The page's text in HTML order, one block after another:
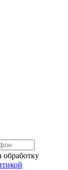
обработку